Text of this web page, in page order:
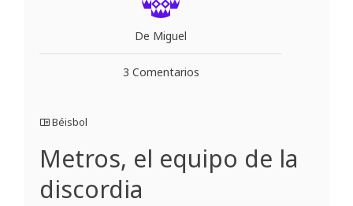
De Miguel
3 Comentarios
Béisbol
Metros, el equipo de la
discordia